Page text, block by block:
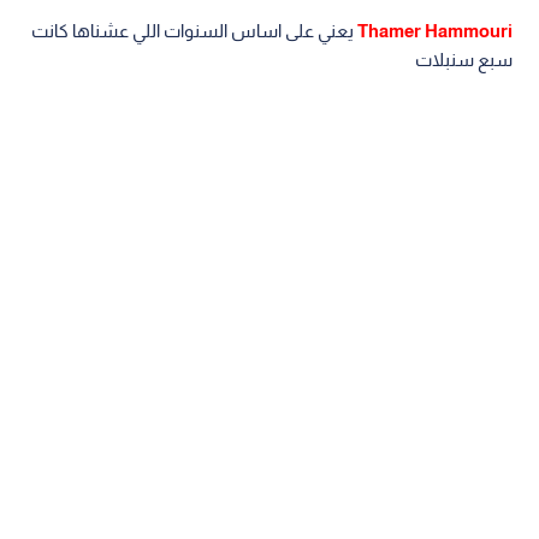
Thamer Hammouri يعني على اساس السنوات اللي عشناها كانت
سبع سنبلات